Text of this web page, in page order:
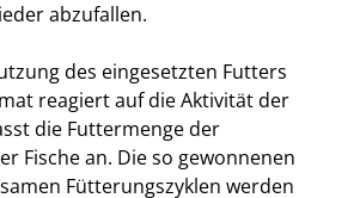
abzufallen.
des eingesetzten Futters
reagiert auf die Aktivität der
die Futtermenge der
Fische an. Die so gewonnenen
Fütterungszyklen werden